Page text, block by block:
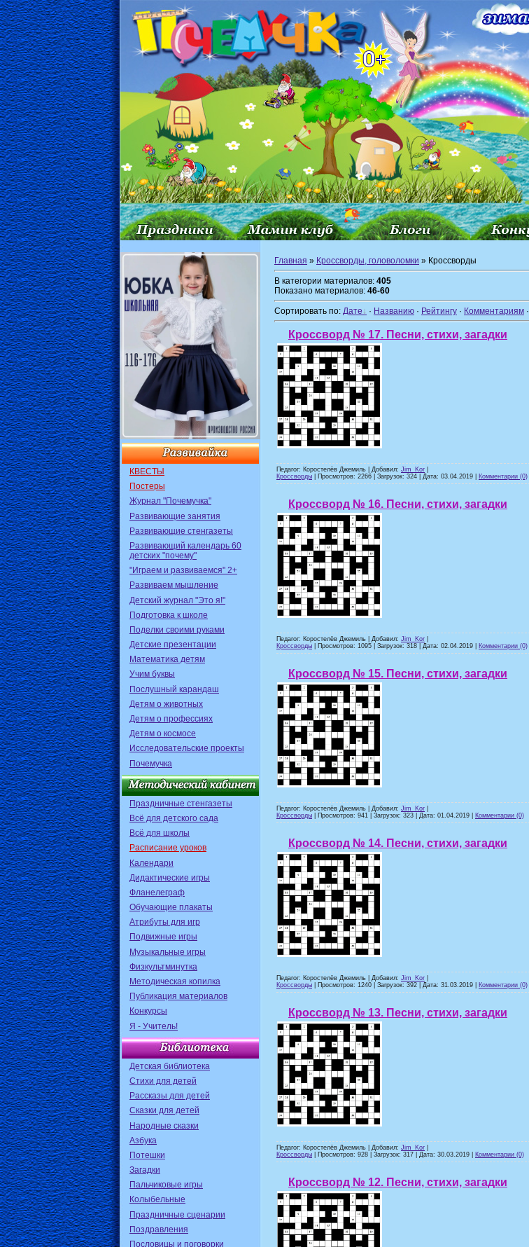
КВЕСТЫ
Постеры
Журнал "Почемучка"
Развивающие занятия
Развивающие стенгазеты
Развивающий календарь 60
детских "почему"
"Играем и развиваемся" 2+
Развиваем мышление
Детский журнал "Это я!"
Подготовка к школе
Поделки своими руками
Детские презентации
Математика детям
Учим буквы
Послушный карандаш
Детям о животных
Детям о профессиях
Детям о космосе
Исследовательские проекты
Почемучка
Праздничные стенгазеты
Всё для детского сада
Всё для школы
Расписание уроков
Календари
Дидактические игры
Фланелеграф
Обучающие плакаты
Атрибуты для игр
Подвижные игры
Музыкальные игры
Физкультминутка
Методическая копилка
Публикация материалов
Конкурсы
Я - Учитель!
Детская библиотека
Стихи для детей
Рассказы для детей
Сказки для детей
Народные сказки
Азбука
Потешки
Загадки
Пальчиковые игры
Колыбельные
Праздничные сценарии
Поздравления
Пословицы и поговорки
Главная » Кроссворды, головоломки » Кроссворды
В категории материалов: 405
Показано материалов: 46-60
Сортировать по: Дате · Названию · Рейтингу · Комментариям ·
Кроссворд № 17. Песни, стихи, загадки
Педагог: Коростелёв Джемиль | Добавил: Jim_Kor
Кроссворды | Просмотров: 2266 | Загрузок: 324 | Дата: 03.04.2019 Комментарии (0)
Кроссворд № 16. Песни, стихи, загадки
Педагог: Коростелёв Джемиль | Добавил: Jim_Kor
Кроссворды | Просмотров: 1095 | Загрузок: 318 | Дата: 02.04.2019 Комментарии (0)
Кроссворд № 15. Песни, стихи, загадки
Педагог: Коростелёв Джемиль | Добавил: Jim_Kor
Кроссворды | Просмотров: 941 | Загрузок: 323 | Дата: 01.04.2019 Комментарии (0)
Кроссворд № 14. Песни, стихи, загадки
Педагог: Коростелёв Джемиль | Добавил: Jim_Kor
Кроссворды | Просмотров: 1240 | Загрузок: 392 | Дата: 31.03.2019 Комментарии (0)
Кроссворд № 13. Песни, стихи, загадки
Педагог: Коростелёв Джемиль | Добавил: Jim_Kor
Кроссворды | Просмотров: 928 | Загрузок: 317 | Дата: 30.03.2019 Комментарии (0)
Кроссворд № 12. Песни, стихи, загадки